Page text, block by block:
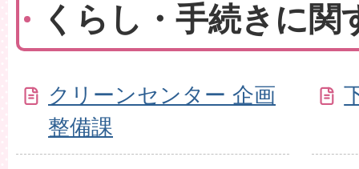
くらし・手続きに関
クリーンセンター 企画
整備課